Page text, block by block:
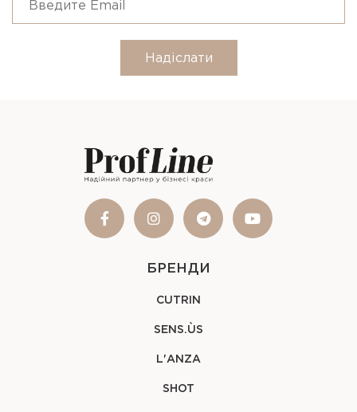
Надіслати
БРЕНДИ
CUTRIN
SENS.ÙS
L'ANZA
SHOT